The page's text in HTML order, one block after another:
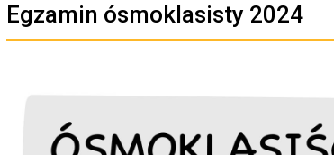
Egzamin ósmoklasisty 2024